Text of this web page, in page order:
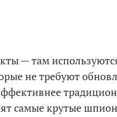
— там
не требуют
самые крутые